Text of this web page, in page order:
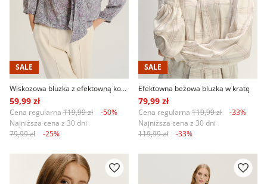
SALE
Wiskozowa bluzka z efektowną kokardą
59,99 zł
Cena regularna 119,99 zł
-50%
Najniższa cena z 30 dni
79,99 zł
-25%
SALE
Efektowna beżowa bluzka w kratę
79,99 zł
Cena regularna 119,99 zł
-33%
Najniższa cena z 30 dni
119,99 zł
-33%